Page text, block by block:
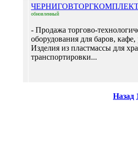
обновленный
- Продажа торгово-
оборудования для баров, кафе,
Изделия из пластмассы для
транспортировки...
Назад